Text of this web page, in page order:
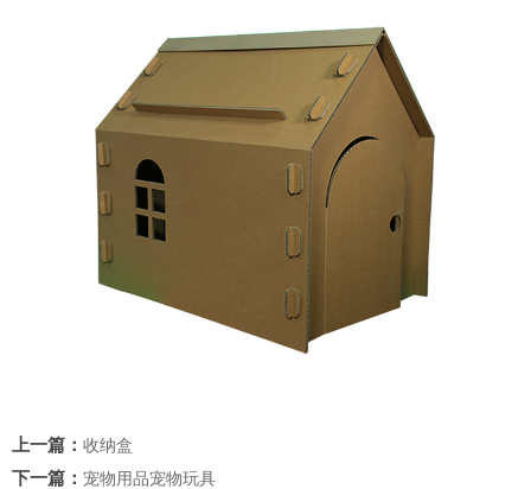
上一篇： 收纳盒
下一篇： 宠物用品宠物玩具